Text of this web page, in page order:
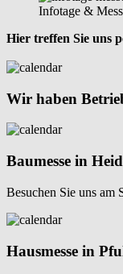
Infotage &
Hier treffen Sie uns
Wir haben
Baumesse in
Besuchen Sie uns am
Hausmesse in